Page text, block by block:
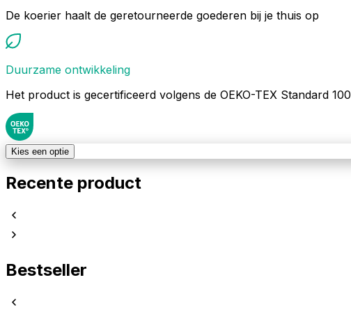
De koerier haalt de geretourneerde goederen bij je thuis op
Duurzame ontwikkeling
Het product is gecertificeerd volgens de OEKO-TEX Standard 100
Kies een optie
Recente product
Bestseller